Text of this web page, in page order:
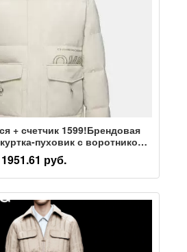
+ счетчик 1599!Брендовая
пуховик с воротником-
теплая куртка 183
1951.61 руб.